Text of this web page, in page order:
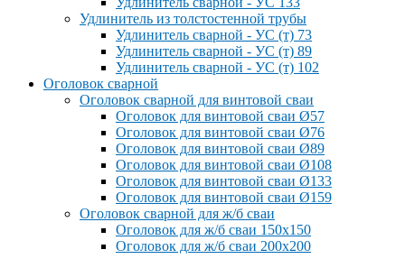
Удлинитель из толстостенной трубы
Удлинитель сварной - УС (т) 73
Удлинитель сварной - УС (т) 89
Удлинитель сварной - УС (т) 102
Оголовок сварной
Оголовок сварной для винтовой сваи
Оголовок для винтовой сваи Ø57
Оголовок для винтовой сваи Ø76
Оголовок для винтовой сваи Ø89
Оголовок для винтовой сваи Ø108
Оголовок для винтовой сваи Ø133
Оголовок для винтовой сваи Ø159
Оголовок сварной для ж/б сваи
Оголовок для ж/б сваи 150x150
Оголовок для ж/б сваи 200x200